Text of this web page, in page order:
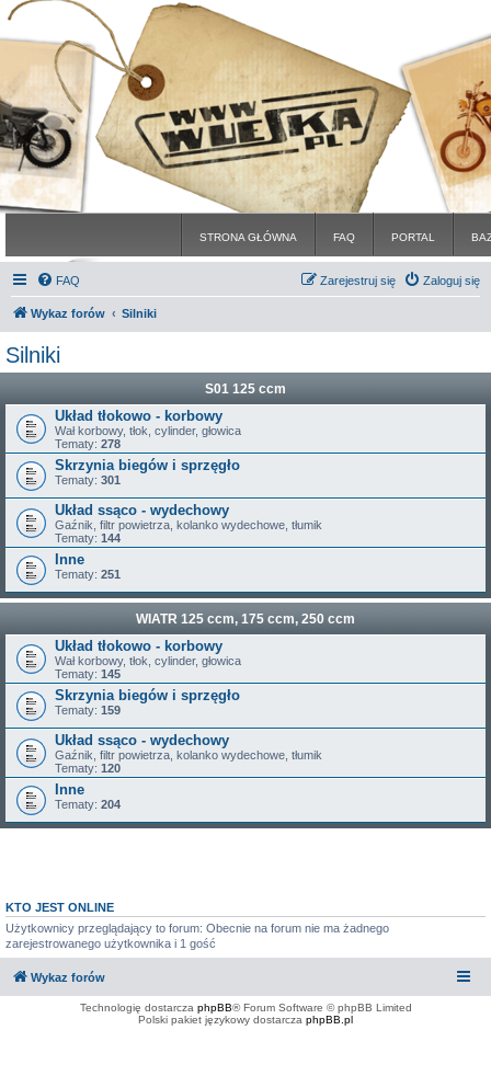
STRONA GŁÓWNA FAQ PORTAL
FAQ Zaloguj się
Zarejestruj się
Wykaz forów Silniki
Silniki
S01 125 ccm
Układ tłokowo - korbowy
Wał korbowy, tłok, cylinder, głowica
Tematy: 278
Skrzynia biegów i sprzęgło
Tematy: 301
Układ ssąco - wydechowy
Gaźnik, filtr powietrza, kolanko wydechowe, tłumik
Tematy: 144
Inne
Tematy: 251
WIATR 125 ccm, 175 ccm, 250 ccm
Układ tłokowo - korbowy
Wał korbowy, tłok, cylinder, głowica
Tematy: 145
Skrzynia biegów i sprzęgło
Tematy: 159
Układ ssąco - wydechowy
Gaźnik, filtr powietrza, kolanko wydechowe, tłumik
Tematy: 120
Inne
Tematy: 204
KTO JEST ONLINE
Użytkownicy przeglądający to forum: Obecnie na forum nie ma żadnego
zarejestrowanego użytkownika i 1 gość
Wykaz forów
Technologię dostarcza phpBB® Forum Software © phpBB Limited
Polski pakiet językowy dostarcza phpBB.pl